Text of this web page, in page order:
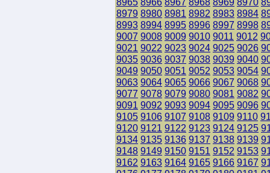
8979 8980 8981 8982 8983 8984
8993 8994 8995 8996 8997 8998
9007 9008 9009 9010 9011 9012
9021 9022 9023 9024 9025 9026
9035 9036 9037 9038 9039 9040
9049 9050 9051 9052 9053 9054
9063 9064 9065 9066 9067 9068
9077 9078 9079 9080 9081 9082
9091 9092 9093 9094 9095 9096
9105 9106 9107 9108 9109 9110
9120 9121 9122 9123 9124 9125
9134 9135 9136 9137 9138 9139
9148 9149 9150 9151 9152 9153
9162 9163 9164 9165 9166 9167